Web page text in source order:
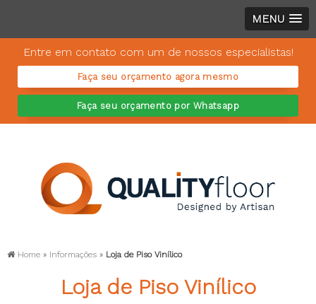
MENU
Entre em contato com um de nossos especialistas!
Faça seu orçamento agora mesmo
Faça seu orçamento por Whatsapp
Home » Informações » Loja de Piso Vinílico
Loja de Piso Vinílico